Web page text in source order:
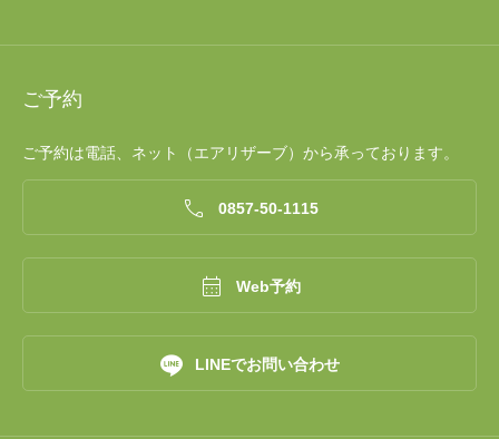
ご予約
ご予約は電話、ネット（エアリザーブ）から承っております。
 0857‐50‐1115
 Web予約
 LINEでお問い合わせ